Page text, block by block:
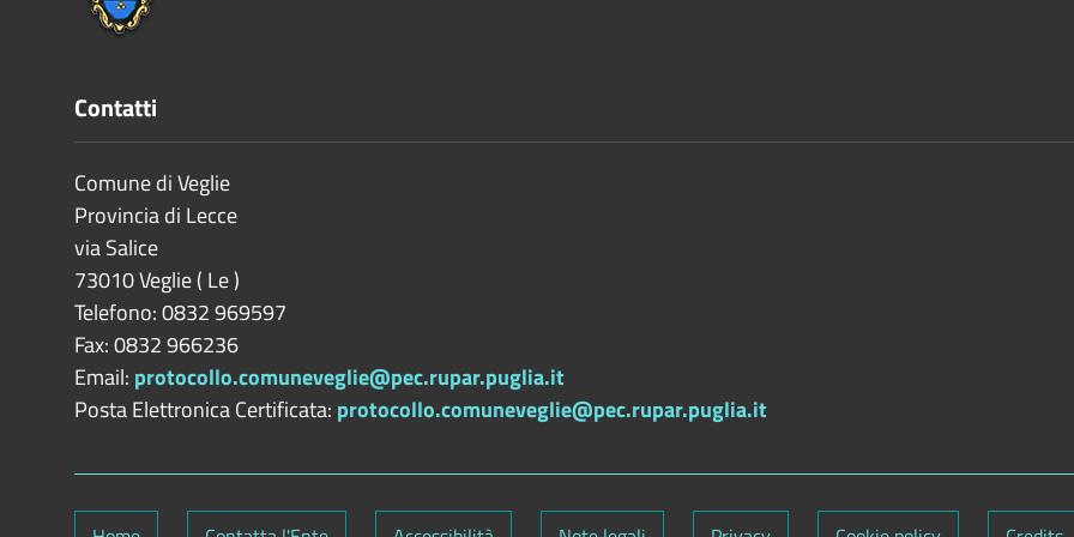
Contatti
Comune di Veglie
Provincia di Lecce
via Salice
73010Veglie( Le)
Telefono: 0832 969597
Fax: 0832 966236
Email: protocollo.comuneveglie@pec.rupar.puglia.it
Posta Elettronica Certificata: protocollo.comuneveglie@pec.rupar.puglia.it